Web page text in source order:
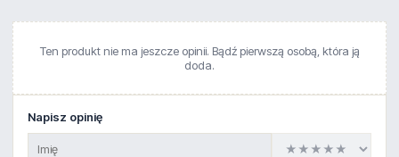
Ten produkt nie ma jeszcze opinii. Bądź pierwszą osobą, która ją
doda.
Napisz opinię